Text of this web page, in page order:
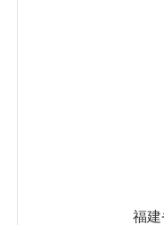
福建省